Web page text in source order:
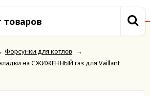
товаров
Форсунки для котлов
→
на СЖИЖЕННЫЙ газ для Vaillant